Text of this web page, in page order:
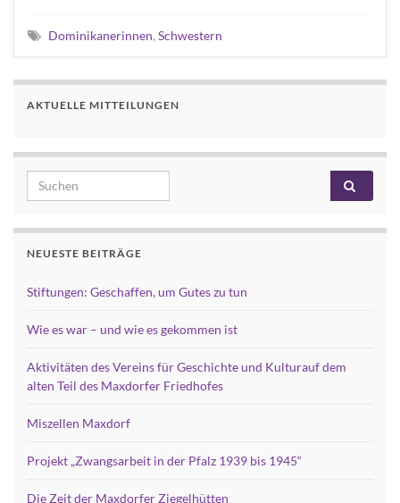
Dominikanerinnen, Schwestern
AKTUELLE MITTEILUNGEN
Search for:
NEUESTE BEITRÄGE
Stiftungen: Geschaffen, um Gutes zu tun
Wie es war – und wie es gekommen ist
Aktivitäten des Vereins für Geschichte und Kulturauf dem
alten Teil des Maxdorfer Friedhofes
Miszellen Maxdorf
Projekt „Zwangsarbeit in der Pfalz 1939 bis 1945“
Die Zeit der Maxdorfer Ziegelhütten